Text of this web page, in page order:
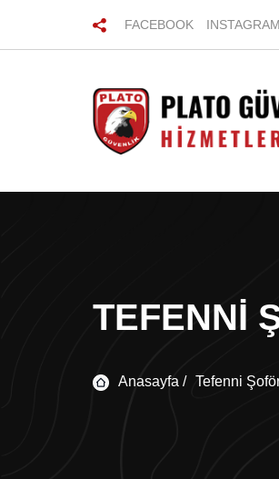
FACEBOOK INSTAGRAM
TEFENNI
Anasayfa / Tefenni